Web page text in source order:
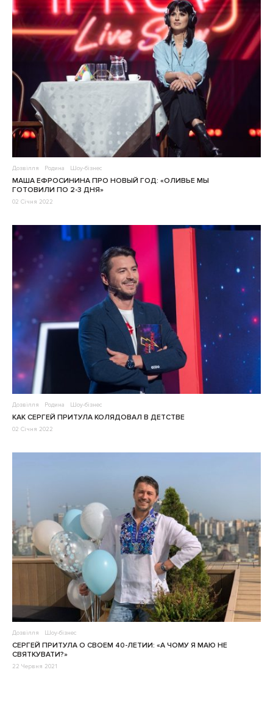
Дозвілля Родина Шоу-бізнес
МАША ЕФРОСИНИНА ПРО НОВЫЙ ГОД: «ОЛИВЬЕ МЫ
ГОТОВИЛИ ПО 2-3 ДНЯ»
02 Січня 2022
Дозвілля Родина Шоу-бізнес
КАК СЕРГЕЙ ПРИТУЛА КОЛЯДОВАЛ В ДЕТСТВЕ
02 Січня 2022
Дозвілля Шоу-бізнес
СЕРГЕЙ ПРИТУЛА О СВОЕМ 40-ЛЕТИИ: «А ЧОМУ Я МАЮ НЕ
СВЯТКУВАТИ?»
22 Червня 2021